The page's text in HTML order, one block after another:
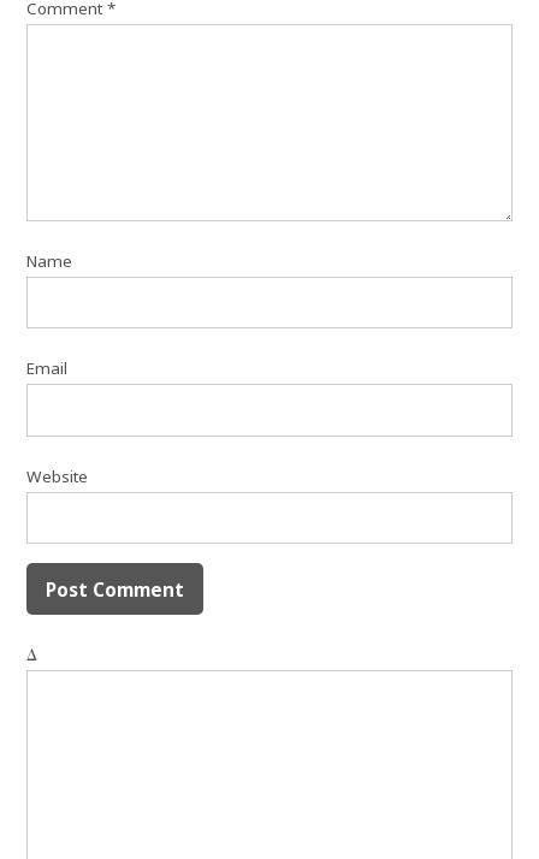
Comment*
Name
Email
Website
Δ